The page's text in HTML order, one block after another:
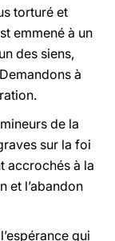
torturé et
emmené à un
des siens,
à
de la
sur la foi
accrochés à la
et l’abandon
qui